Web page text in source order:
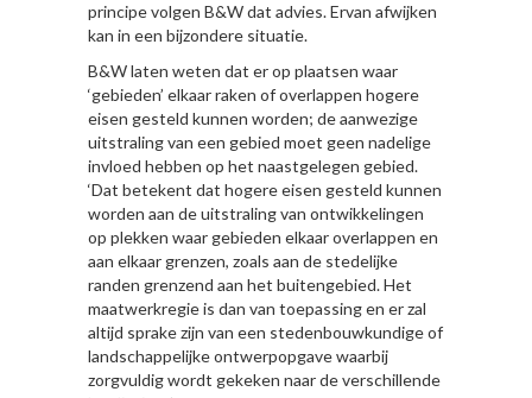
principe volgen B&W dat advies. Ervan afwijken
kan in een bijzondere situatie.
B&W laten weten dat er op plaatsen waar
‘gebieden’ elkaar raken of overlappen hogere
eisen gesteld kunnen worden; de aanwezige
uitstraling van een gebied moet geen nadelige
invloed hebben op het naastgelegen gebied.
‘Dat betekent dat hogere eisen gesteld kunnen
worden aan de uitstraling van ontwikkelingen
op plekken waar gebieden elkaar overlappen en
aan elkaar grenzen, zoals aan de stedelijke
randen grenzend aan het buitengebied. Het
maatwerkregie is dan van toepassing en er zal
altijd sprake zijn van een stedenbouwkundige of
landschappelijke ontwerpopgave waarbij
zorgvuldig wordt gekeken naar de verschillende